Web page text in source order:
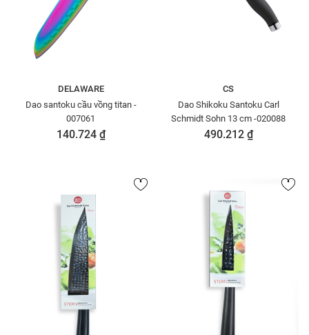
DELAWARE
Dao santoku cầu vồng titan -
007061
140.724 ₫
CS
Dao Shikoku Santoku Carl
Schmidt Sohn 13 cm -020088
490.212 ₫